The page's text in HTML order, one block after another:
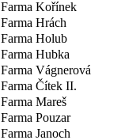
Farma Kořínek
Farma Hrách
Farma Holub
Farma Hubka
Farma Vágnerová
Farma Čítek II.
Farma Mareš
Farma Pouzar
Farma Janoch